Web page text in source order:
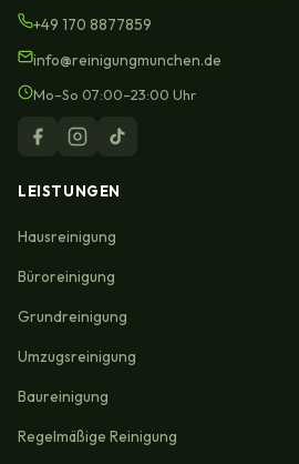
+49 170 8877859
info@reinigungmunchen.de
Mo–So 07:00–23:00 Uhr
LEISTUNGEN
Hausreinigung
Büroreinigung
Grundreinigung
Umzugsreinigung
Baureinigung
Regelmäßige Reinigung